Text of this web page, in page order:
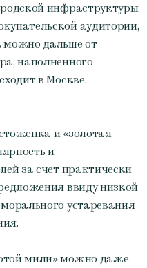
инфраструктуры
аудитории,
можно дальше от
наполненного
в Москве.
и «золотая
и
за счет практически
ввиду низкой
устаревания
мили» можно даже